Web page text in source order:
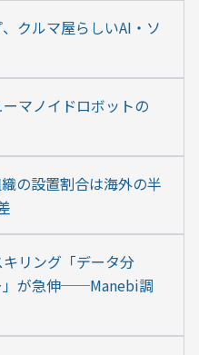
クルマ屋らしいAI・ソ
マノイドロボットの
の設置割合は海外の半
リング「データ分
」が急伸──Manebi調